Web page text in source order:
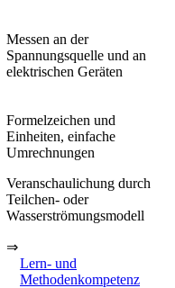
Messen an der
Spannungsquelle und an
elektrischen Geräten
Formelzeichen und
Einheiten, einfache
Umrechnungen
Veranschaulichung durch
Teilchen- oder
Wasserströmungsmodell
⇒
Lern- und
Methodenkompetenz